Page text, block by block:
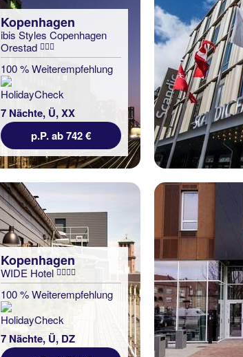
Kopenhagen
ibis Styles Copenhagen
Orestad
100 % Weiterempfehlung
7 Nächte, Ü, XX
p.P. ab 742 €
Kopenhagen
WIDE Hotel
100 % Weiterempfehlung
7 Nächte, Ü, DZ